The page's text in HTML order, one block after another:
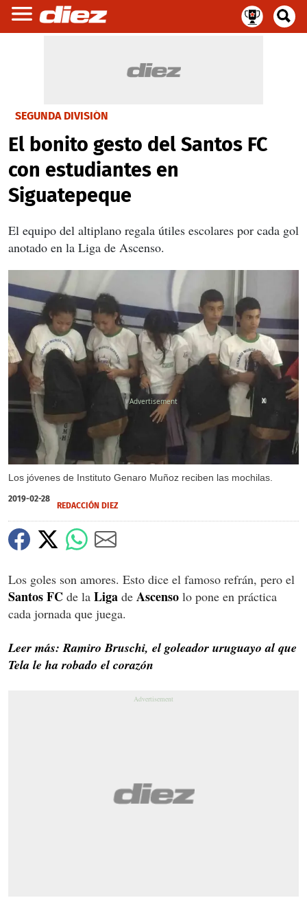
SEGUNDA DIVISIÓN
El bonito gesto del Santos FC
con estudiantes en
Siguatepeque
El equipo del altiplano regala útiles escolares por cada gol
anotado en la Liga de Ascenso.
Los jóvenes de Instituto Genaro Muñoz reciben las mochilas.
X
2019-02-28
REDACCIÓN DIEZ
Los goles son amores. Esto dice el famoso refrán, pero el
SantosFC de la Liga de Ascenso lo pone en práctica
cada jornada que juega.
Leer más: Ramiro Bruschi, el goleador uruguayo al que
Tela le ha robado el corazón